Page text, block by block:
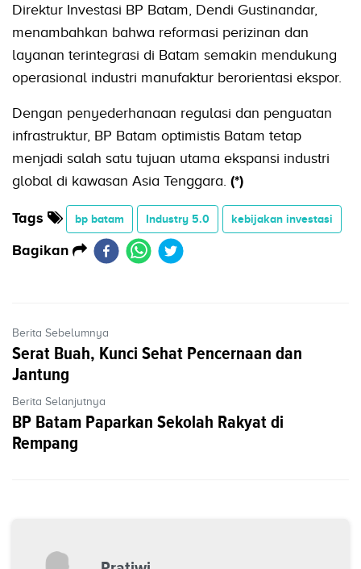
Direktur Investasi BP Batam, Dendi Gustinandar,
menambahkan bahwa reformasi perizinan dan
layanan terintegrasi di Batam semakin mendukung
operasional industri manufaktur berorientasi ekspor.
Dengan penyederhanaan regulasi dan penguatan
infrastruktur, BP Batam optimistis Batam tetap
menjadi salah satu tujuan utama ekspansi industri
global di kawasan Asia Tenggara. (*)
Tags bp batam Industry 5.0 kebijakan investasi
Bagikan
Berita Sebelumnya
Serat Buah, Kunci Sehat Pencernaan dan
Jantung
Berita Selanjutnya
BP Batam Paparkan Sekolah Rakyat di
Rempang